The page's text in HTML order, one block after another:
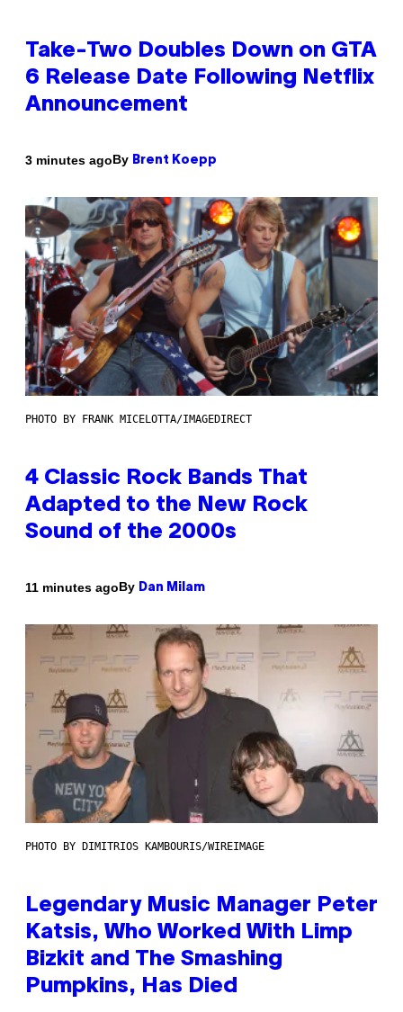
Take-Two Doubles Down on GTA
6 Release Date Following Netflix
Announcement
3 minutes agoBy Brent Koepp
PHOTO BY FRANK MICELOTTA/IMAGEDIRECT
4 Classic Rock Bands That
Adapted to the New Rock
Sound of the 2000s
11 minutes agoBy Dan Milam
PHOTO BY DIMITRIOS KAMBOURIS/WIREIMAGE
Legendary Music Manager Peter
Katsis, Who Worked With Limp
Bizkit and The Smashing
Pumpkins, Has Died